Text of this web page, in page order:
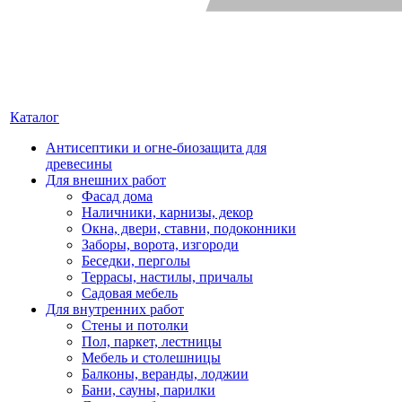
Каталог
Антисептики и огне-биозащита для
древесины
Для внешних работ
Фасад дома
Наличники, карнизы, декор
Окна, двери, ставни, подоконники
Заборы, ворота, изгороди
Беседки, перголы
Террасы, настилы, причалы
Садовая мебель
Для внутренних работ
Стены и потолки
Пол, паркет, лестницы
Мебель и столешницы
Балконы, веранды, лоджии
Бани, сауны, парилки